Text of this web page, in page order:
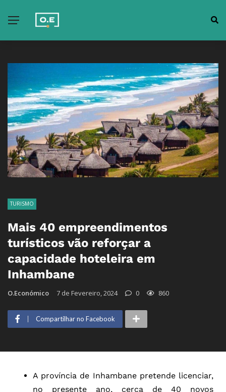
TURISMO
Mais 40 empreendimentos
turísticos vão reforçar a
capacidade hoteleira em
Inhambane
O.Económico 7 de Fevereiro, 2024 0 860
Compartilhar no Facebook
A província de Inhambane pretende licenciar,
no presente ano, cerca de 40 novos